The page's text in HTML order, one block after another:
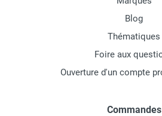
Blog
Thématiques
Foire aux
Ouverture d'un compte
Commandes